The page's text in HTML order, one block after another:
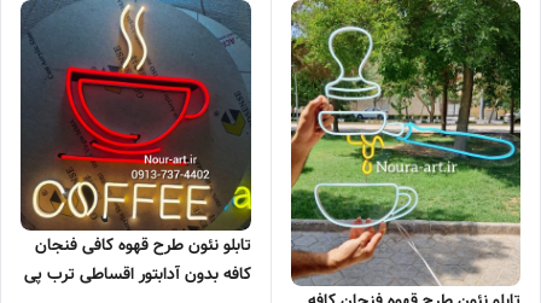
تابلو نئون طرح قهوه کافی فنجان
کافه بدون آدابتور اقساطی ترب پی